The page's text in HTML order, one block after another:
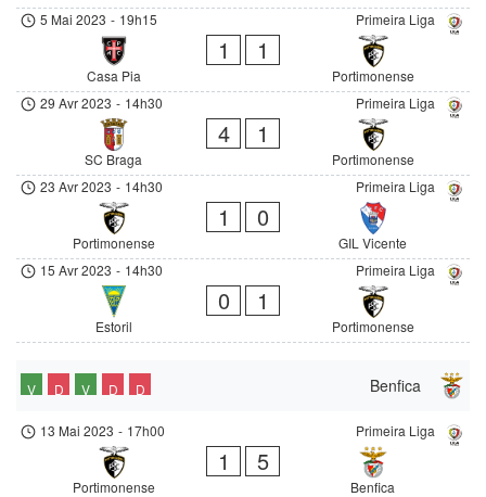
Primeira Liga
5 Mai 2023 - 19h15
Casa Pia
1 1
Portimonense
Primeira Liga
29 Avr 2023 - 14h30
SC Braga
4 1
Portimonense
Primeira Liga
23 Avr 2023 - 14h30
Portimonense
1 0
GIL Vicente
Primeira Liga
15 Avr 2023 - 14h30
Estoril
0 1
Portimonense
Benfica
V D V D D
Primeira Liga
13 Mai 2023 - 17h00
Portimonense
1 5
Benfica